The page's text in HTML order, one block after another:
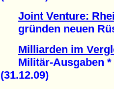
Joint Venture:
gründen neuen
Milliarden im
Militär-Ausgaben *
(31.12.09)